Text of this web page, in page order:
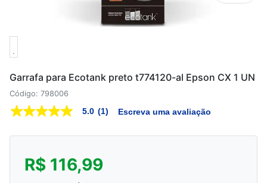
Garrafa para Ecotank preto t774120-al Epson CX 1 UN
Código: 798006
5.0
5
médio
5.0 (1) Escreva uma avaliação
R$ 116,99